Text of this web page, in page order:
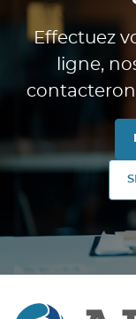
Effectuez
ligne,